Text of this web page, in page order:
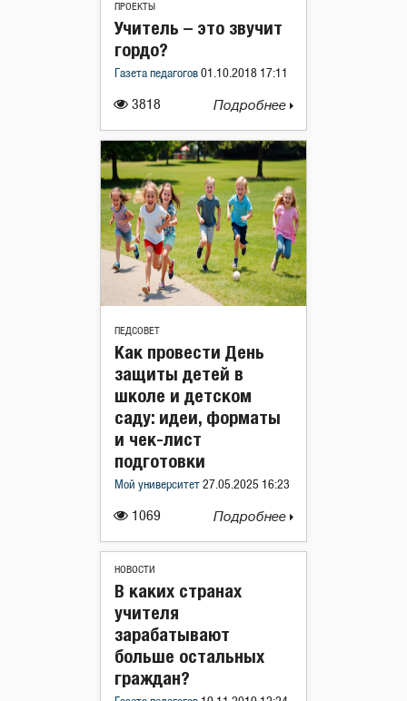
ПРОЕКТЫ
3818
Учитель – это звучит
гордо?
Газета педагогов 01.10.2018 17:11
Подробнее
ПЕДСОВЕТ
1069
Как провести День
защиты детей в
школе и детском
саду: идеи, форматы
и чек-лист
подготовки
Мой университет 27.05.2025 16:23
Подробнее
НОВОСТИ
В каких странах
учителя
зарабатывают
больше остальных
граждан?